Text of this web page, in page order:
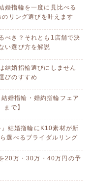
婚指輪を一度に見比べる
リング選びを叶えます
べき？それとも1店舗で決
い選び方を解説
結婚指輪選びにしません
びのすすめ
婚指輪・婚約指輪フェア
で】
結婚指輪にK10素材が新
選べるブライダルリング
20万・30万・40万円の予